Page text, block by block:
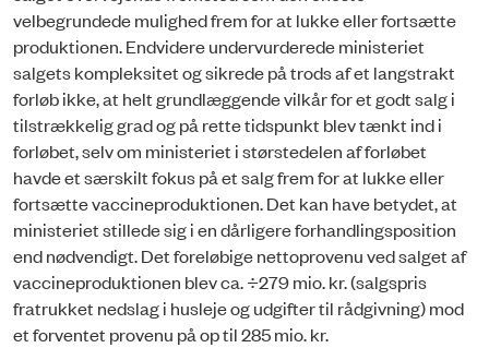
velbegrundede mulighed frem for at lukke eller fortsætte
produktionen. Endvidere undervurderede ministeriet
salgets kompleksitet og sikrede på trods af et langstrakt
forløb ikke, at helt grundlæggende vilkår for et godt salg i
tilstrækkelig grad og på rette tidspunkt blev tænkt ind i
forløbet, selv om ministeriet i størstedelen af forløbet
havde et særskilt fokus på et salg frem for at lukke eller
fortsætte vaccineproduktionen. Det kan have betydet, at
ministeriet stillede sig i en dårligere forhandlingsposition
end nødvendigt. Det foreløbige nettoprovenu ved salget af
vaccineproduktionen blev ca. ÷279 mio. kr. (salgspris
fratrukket nedslag i husleje og udgifter til rådgivning) mod
et forventet provenu på op til 285 mio. kr.